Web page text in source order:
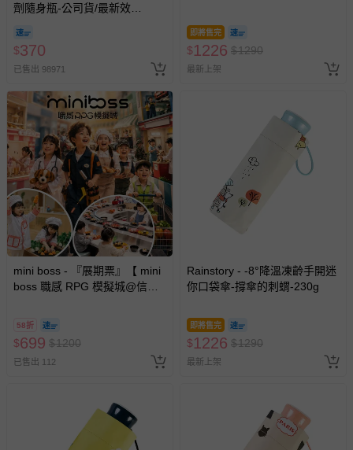
劑隨身瓶-公司貨/最新效
$370
已售出 98971
即將售完
$1226 $1290
最新上架
mini boss - 『展期票』【 mini
boss 職感 RPG 模擬城@信義
期作廢) (兒童票(2歲以上)贈一
名陪伴成人)
58折
$699 $1200
已售出 112
Rainstory - -8°降溫凍齡手開迷
你口袋傘-撐傘的刺蝟-230g
即將售完
$1226 $1290
最新上架